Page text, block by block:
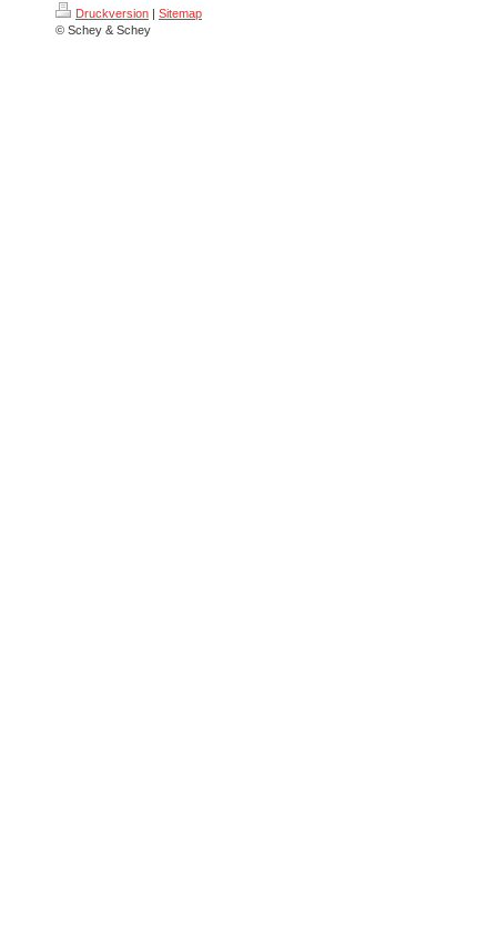
Druckversion | Sitemap
© Schey & Schey